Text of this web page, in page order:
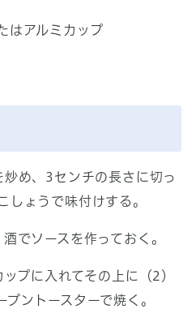
ルミカップ
め、3センチの長さに切っ
しょうで味付けする。
でソースを作っておく。
プに入れてその上に（2）
ントースターで焼く。